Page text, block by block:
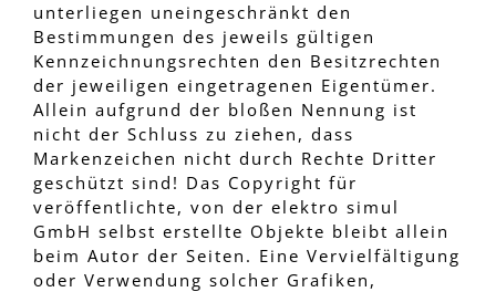
unterliegen uneingeschränkt den
Bestimmungen des jeweils gültigen
Kennzeichnungsrechten den Besitzrechten
der jeweiligen eingetragenen Eigentümer.
Allein aufgrund der bloßen Nennung ist
nicht der Schluss zu ziehen, dass
Markenzeichen nicht durch Rechte Dritter
geschützt sind! Das Copyright für
veröffentlichte, von der elektro simul
GmbH selbst erstellte Objekte bleibt allein
beim Autor der Seiten. Eine Vervielfältigung
oder Verwendung solcher Grafiken,